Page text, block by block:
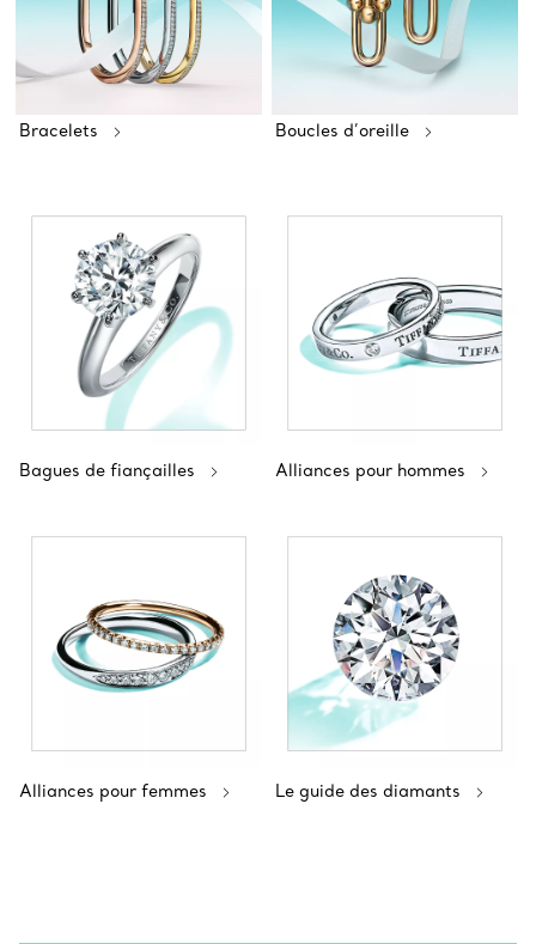
Bracelets Boucles d’oreille
Bagues de fiançailles Alliances pour hommes
Alliances pour femmes Le guide des diamants